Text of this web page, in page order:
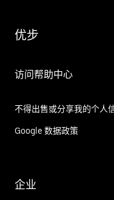
优步
访问帮助中心
不得出售或分享我的个人
Google 数据政策
企业